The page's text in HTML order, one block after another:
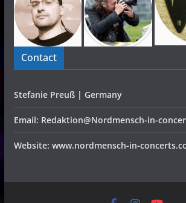
Contact
Stefanie Preuß | Germany
Email: Redaktion@Nordmensch-in-
Website: www.nordmensch-in-